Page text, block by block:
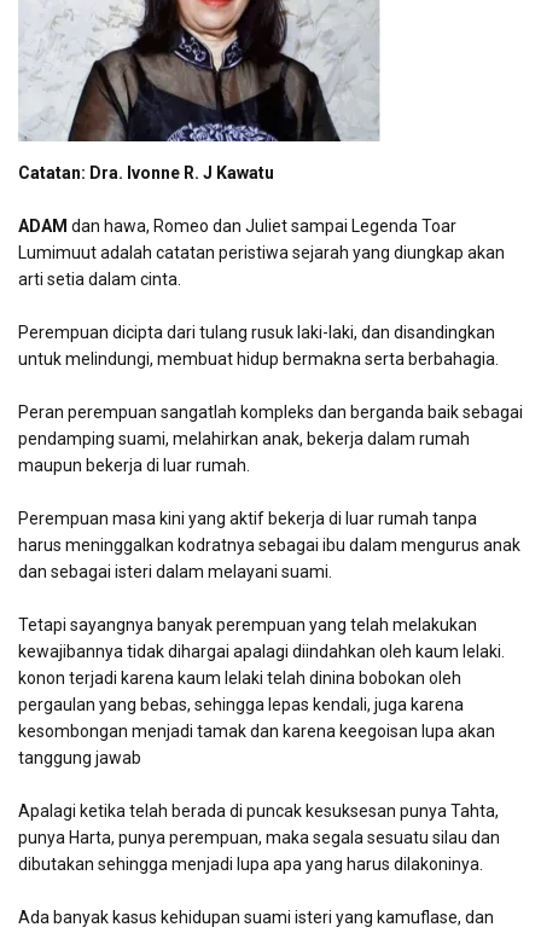
Catatan: Dra. Ivonne R. J Kawatu
ADAM dan hawa, Romeo dan Juliet sampai Legenda Toar
Lumimuut adalah catatan peristiwa sejarah yang diungkap akan
arti setia dalam cinta.
Perempuan dicipta dari tulang rusuk laki-laki, dan disandingkan
untuk melindungi, membuat hidup bermakna serta berbahagia.
Peran perempuan sangatlah kompleks dan berganda baik sebagai
pendamping suami, melahirkan anak, bekerja dalam rumah
maupun bekerja di luar rumah.
Perempuan masa kini yang aktif bekerja di luar rumah tanpa
harus meninggalkan kodratnya sebagai ibu dalam mengurus anak
dan sebagai isteri dalam melayani suami.
Tetapi sayangnya banyak perempuan yang telah melakukan
kewajibannya tidak dihargai apalagi diindahkan oleh kaum lelaki.
konon terjadi karena kaum lelaki telah dinina bobokan oleh
pergaulan yang bebas, sehingga lepas kendali, juga karena
kesombongan menjadi tamak dan karena keegoisan lupa akan
tanggung jawab
Apalagi ketika telah berada di puncak kesuksesan punya Tahta,
punya Harta, punya perempuan, maka segala sesuatu silau dan
dibutakan sehingga menjadi lupa apa yang harus dilakoninya.
Ada banyak kasus kehidupan suami isteri yang kamuflase, dan